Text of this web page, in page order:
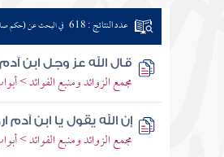
عدد النتائج : 618 في البحث عن (حكم
قال الله عز وجل ابن
مجمع الزوائد ومنبع الفوائد >
إن الله يقول يا ابن
مجمع الزوائد ومنبع الفوائد >